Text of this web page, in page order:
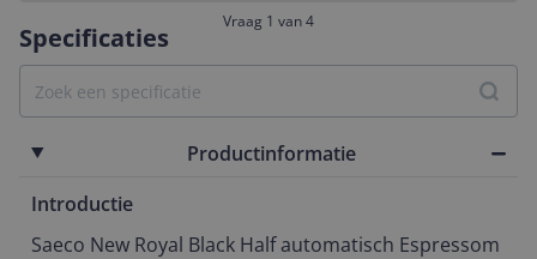
Specificaties
Productinformatie
Introductie
Saeco New Royal Black Half automatisch Espressom
Vraag 1 van 4